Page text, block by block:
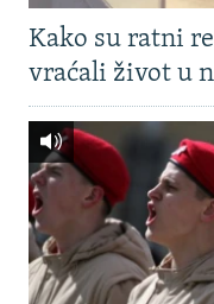
Kako su ratni
vraćali život u